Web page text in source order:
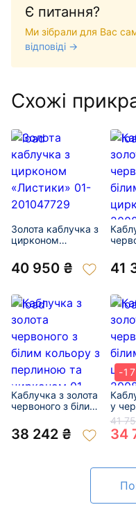
Є питання?
Ми зібрали для Вас
відповіді →
Схожі
Золота каблучка з
цирконом
201047729
40 950 ₴ 41
Каблучка з золота
червоного з білим
перлиною та
цирконом 01-
38 242 ₴
-
у
41
34